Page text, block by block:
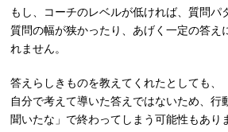
もし、コーチのレベルが低ければ、質問パ
質問の幅が狭かったり、あげく一定の答え
れません。
答えらしきものを教えてくれたとしても、
自分で考えて導いた答えではないため、行
聞いたな」で終わってしまう可能性もあり